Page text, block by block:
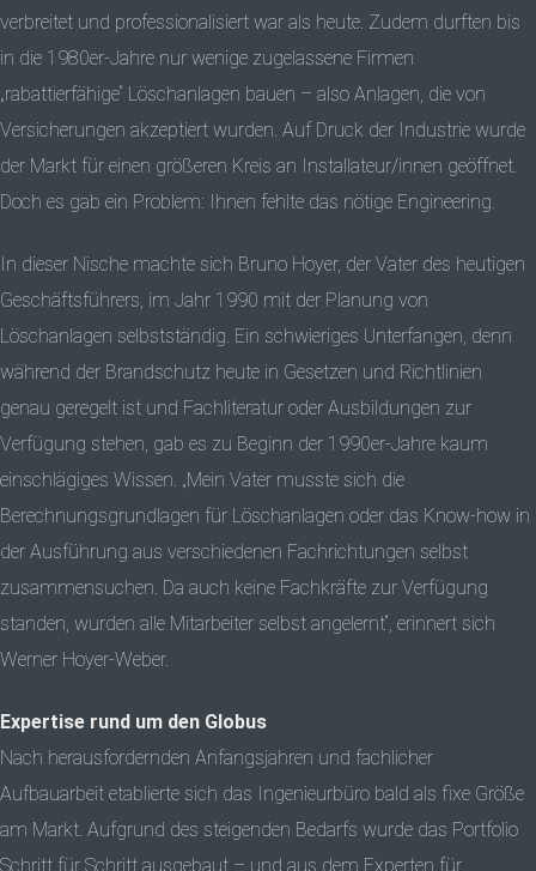
verbreitet und professionalisiert war als heute. Zudem durften bis
in die 1980er-Jahre nur wenige zugelassene Firmen
„rabattierfähige“ Löschanlagen bauen – also Anlagen, die von
Versicherungen akzeptiert wurden. Auf Druck der Industrie wurde
der Markt für einen größeren Kreis an Installateur/innen geöffnet.
Doch es gab ein Problem: Ihnen fehlte das nötige Engineering.
In dieser Nische machte sich Bruno Hoyer, der Vater des heutigen
Geschäftsführers, im Jahr 1990 mit der Planung von
Löschanlagen selbstständig. Ein schwieriges Unterfangen, denn
während der Brandschutz heute in Gesetzen und Richtlinien
genau geregelt ist und Fachliteratur oder Ausbildungen zur
Verfügung stehen, gab es zu Beginn der 1990er-Jahre kaum
einschlägiges Wissen. „Mein Vater musste sich die
Berechnungsgrundlagen für Löschanlagen oder das Know-how in
der Ausführung aus verschiedenen Fachrichtungen selbst
zusammensuchen. Da auch keine Fachkräfte zur Verfügung
standen, wurden alle Mitarbeiter selbst angelernt“, erinnert sich
Werner Hoyer-Weber.
Expertise rund um den Globus
Nach herausfordernden Anfangsjahren und fachlicher
Aufbauarbeit etablierte sich das Ingenieurbüro bald als fixe Größe
am Markt. Aufgrund des steigenden Bedarfs wurde das Portfolio
Schritt für Schritt ausgebaut – und aus dem Experten für